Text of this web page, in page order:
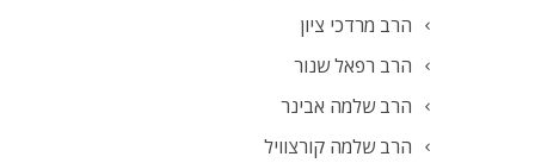
הרב מרדכי ציון
הרב רפאל שנור
הרב שלמה אבינר
הרב שלמה קורצוויל